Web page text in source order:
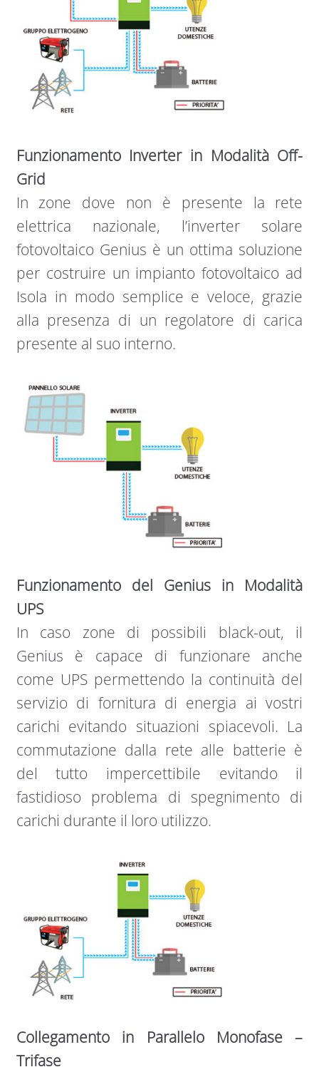
Funzionamento Inverter in Modalità Off-
Grid
In zone dove non è presente la rete
elettrica nazionale, l’inverter solare
fotovoltaico Genius è un ottima soluzione
per costruire un impianto fotovoltaico ad
Isola in modo semplice e veloce, grazie
alla presenza di un regolatore di carica
presente al suo interno.
Funzionamento del Genius in Modalità
UPS
In caso zone di possibili black-out, il
Genius è capace di funzionare anche
come UPS permettendo la continuità del
servizio di fornitura di energia ai vostri
carichi evitando situazioni spiacevoli. La
commutazione dalla rete alle batterie è
del tutto impercettibile evitando il
fastidioso problema di spegnimento di
carichi durante il loro utilizzo.
Collegamento in Parallelo Monofase –
Trifase